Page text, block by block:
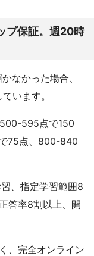
プ保証。週20時
なかった場合、
います。
595点で150
75点、800-840
、指定学習範囲8
答率8割以上、開
、完全オンライン